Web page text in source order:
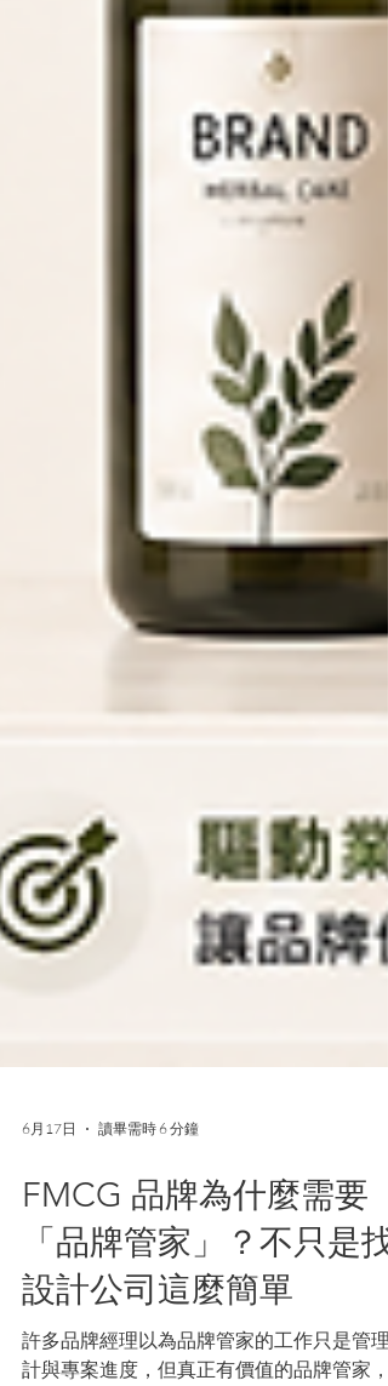
FMCG 品牌為什麼需要
「品牌管家」？不只是找
設計公司這麼簡單
許多品牌經理以為品牌管家的工作只是管理